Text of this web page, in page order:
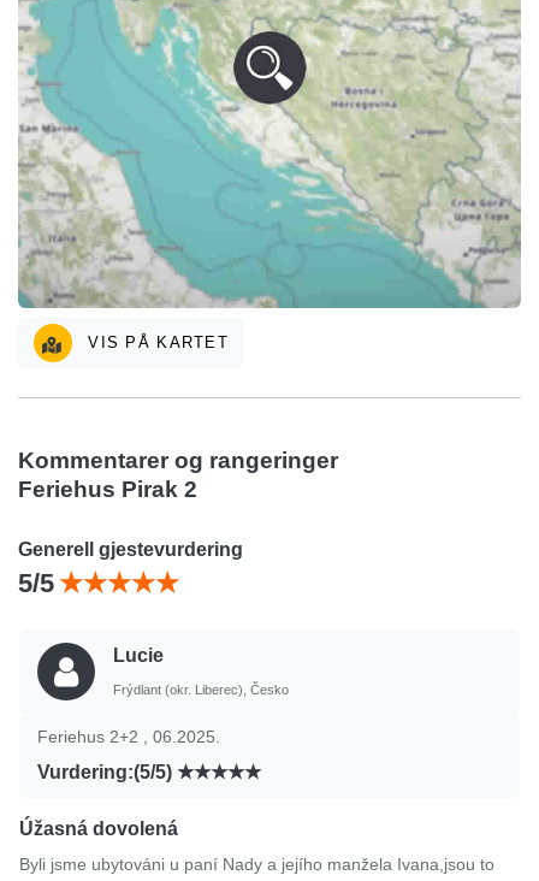
VIS PÅ KARTET
Kommentarer og rangeringer
Feriehus Pirak 2
Generell gjestevurdering
5/5
Lucie
Frýdlant (okr. Liberec), Česko
Feriehus 2+2 , 06.2025.
Vurdering:(5/5)
Úžasná dovolená
Byli jsme ubytováni u paní Nady a jejího manžela Ivana,jsou to